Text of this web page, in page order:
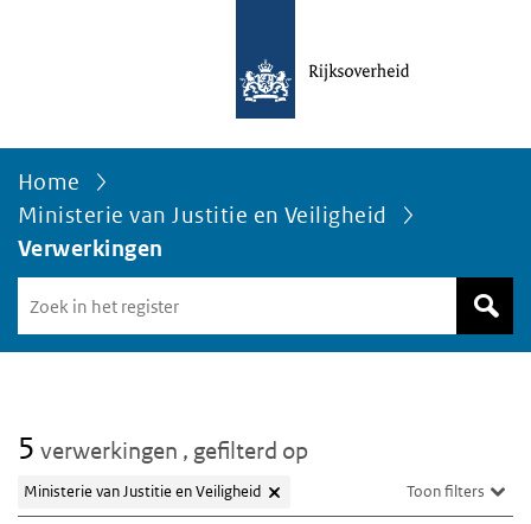
Home
Ministerie van Justitie en Veiligheid
Verwerkingen
in
het
5 verwerkingen , gefilterd op
Ministerie van Justitie en Veiligheid Toon filters